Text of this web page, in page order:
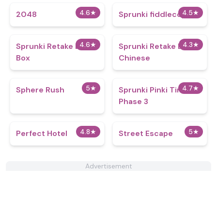
4.6★
2048 4.5★
Sprunki fiddlecopys
4.6★
Sprunki Retake Beat
Box
4.3★
Sprunki Retake But
Chinese
5★
Sphere Rush 4.7★
Sprunki Pinki Time
Phase 3
4.8★
Perfect Hotel 5★
Street Escape
Advertisement